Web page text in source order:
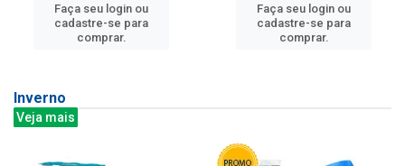
Faça seu login ou
cadastre-se para
comprar.
Faça seu login ou
cadastre-se para
comprar.
Inverno
Veja mais